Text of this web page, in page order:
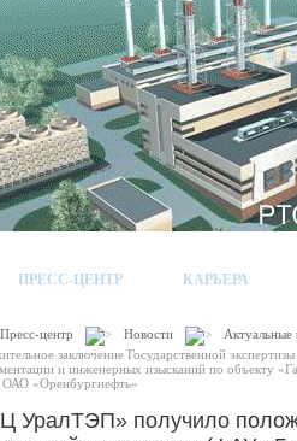
ПРЕСС-ЦЕНТР КАРЬЕРА
Пресс-центр Новости Актуальные
заключение Государственной
и инженерных изысканий по объекту
«Оренбургнефть»
УралТЭП» получило